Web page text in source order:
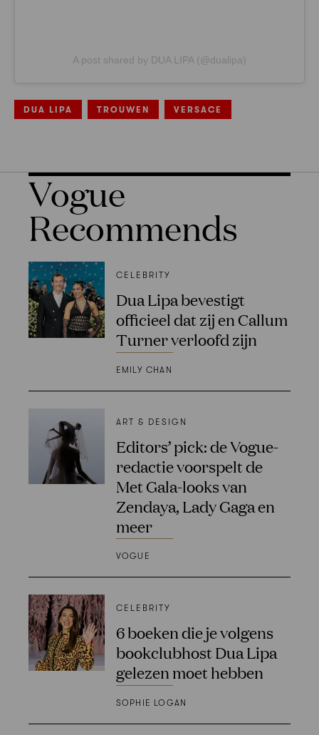
A post shared by DUA LIPA (@dualipa)
DUA LIPA TROUWEN VERSACE
Vogue
Recommends
CELEBRITY
Dua Lipa bevestigt
officieel dat zij en Callum
Turner verloofd zijn
EMILY CHAN
ART & DESIGN
Editors’ pick: de Vogue-
redactie voorspelt de
Met Gala-looks van
Zendaya, Lady Gaga en
meer
VOGUE
CELEBRITY
6 boeken die je volgens
bookclubhost Dua Lipa
gelezen moet hebben
SOPHIE LOGAN